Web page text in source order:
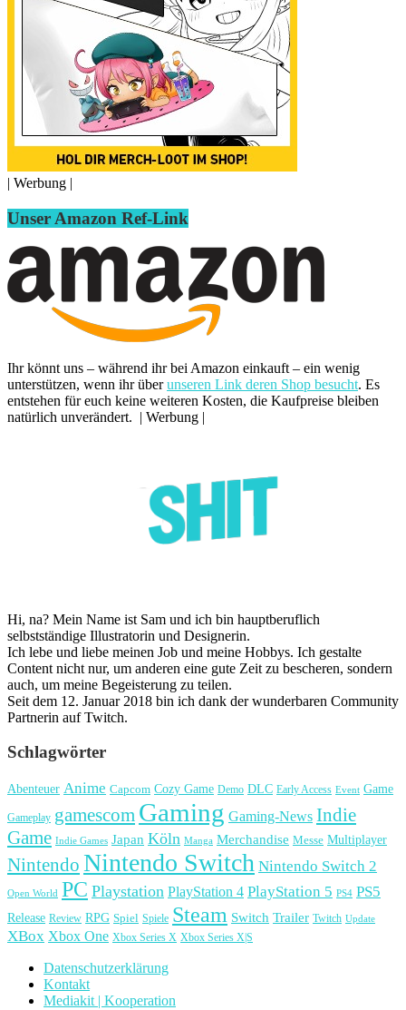
| Werbung |
Unser Amazon Ref-Link
Ihr könnt uns – während ihr bei Amazon einkauft – ein wenig
unterstützen, wenn ihr überunseren Link deren Shop besucht. Es
entstehen für euch keine weiteren Kosten, die Kaufpreise bleiben
natürlich unverändert. | Werbung |
Hi, na? Mein Name ist Sam und ich bin hauptberuflich
selbstständige Illustratorin und Designerin.
Ich lebe und liebe meinen Job und meine Hobbys. Ich gestalte
Content nicht nur, um anderen eine gute Zeit zu bescheren, sondern
auch, um meine Begeisterung zu teilen.
Seit dem 12. Januar 2018 bin ich dank der wunderbaren Community
Partnerin auf Twitch.
Schlagwörter
Abenteuer Anime Capcom Cozy Game Demo DLC Early Access Event Game
Gameplay gamescom Gaming Gaming-News Indie
Game Indie Games Japan Köln Manga Merchandise Messe Multiplayer
Nintendo Nintendo Switch Nintendo Switch 2
Open World PC Playstation PlayStation 4 PlayStation 5 PS4 PS5
Release Review RPG Spiel Spiele Steam Switch Trailer Twitch Update
XBox Xbox One Xbox Series X Xbox Series X|S
Datenschutzerklärung
Kontakt
Mediakit | Kooperation